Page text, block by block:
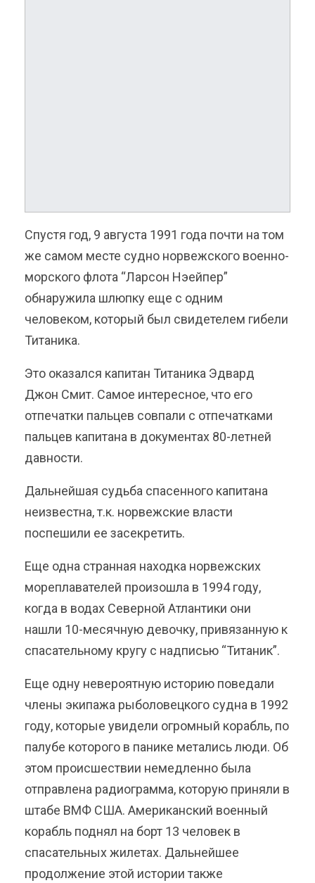
Спустя год, 9 августа 1991 года почти на том
же самом месте судно норвежского военно-
морского флота “Ларсон Нэейпер”
обнаружила шлюпку еще с одним
человеком, который был свидетелем гибели
Титаника.
Это оказался капитан Титаника Эдвард
Джон Смит. Самое интересное, что его
отпечатки пальцев совпали с отпечатками
пальцев капитана в документах 80-летней
давности.
Дальнейшая судьба спасенного капитана
неизвестна, т.к. норвежские власти
поспешили ее засекретить.
Еще одна странная находка норвежских
мореплавателей произошла в 1994 году,
когда в водах Северной Атлантики они
нашли 10-месячную девочку, привязанную к
спасательному кругу с надписью “Титаник”.
Еще одну невероятную историю поведали
члены экипажа рыболовецкого судна в 1992
году, которые увидели огромный корабль, по
палубе которого в панике метались люди. Об
этом происшествии немедленно была
отправлена радиограмма, которую приняли в
штабе ВМФ США. Американский военный
корабль поднял на борт 13 человек в
спасательных жилетах. Дальнейшее
продолжение этой истории также